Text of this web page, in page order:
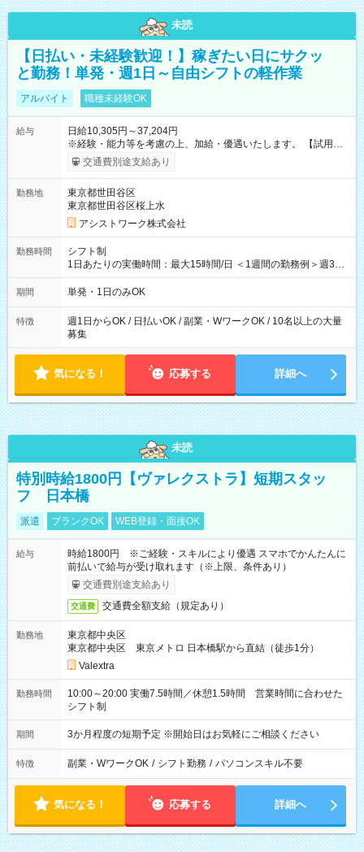
未読
【日払い・未経験歓迎！】稼ぎたい日にサクッ
と勤務！単発・週1日～自由シフトの軽作業
アルバイト 職種未経験OK
給与
日給10,305円～37,204円
※経験・能力等を考慮の上、加給・優遇いたします。 【試用期
間】試用期間なし
交通費別途支給あり
勤務地
東京都世田谷区
東京都世田谷区桜上水
アシストワーク株式会社
勤務時間
シフト制
1日あたりの実働時間：最大15時間/日 ＜1週間の勤務例＞週3回
勤務 勤務：月・水・金 休み：火・木・土・日 好きな時にお仕事
可能です！ ※1日あたりの最大実働時間は日勤、夜勤共に勤務し
期間 単発・1日のみOK
特徴
週1日からOK / 日払いOK / 副業・WワークOK / 10名以上の大量
募集
気になる！ 応募する 詳細へ
未読
特別時給1800円【ヴァレクストラ】短期スタッ
フ 日本橋
派遣 ブランクOK WEB登録・面接OK
給与
時給1800円 ※ご経験・スキルにより優遇 スマホでかんたんに
前払いで給与が受け取れます（※上限、条件あり）
交通費別途支給あり
交通費 交通費全額支給（規定あり）
勤務地
東京都中央区
東京都中央区 東京メトロ 日本橋駅から直結（徒歩1分）
Valextra
勤務時間
10:00～20:00 実働7.5時間／休憩1.5時間 営業時間に合わせた
シフト制
期間 3か月程度の短期予定 ※開始日はお気軽にご相談ください
特徴 副業・WワークOK / シフト勤務 / パソコンスキル不要
気になる！ 応募する 詳細へ